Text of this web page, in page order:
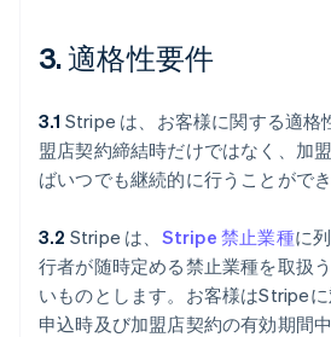
3. 適格性要件
3.1 Stripe は、お客様に関する適格
盟店契約締結時だけではなく、加
ばいつでも継続的に行うことができ
3.2 Stripe は、 Stripe 禁止業種に
行者が随時定める禁止業種を取扱
いものとします。お客様はStripe
申込時及び加盟店契約の有効期間